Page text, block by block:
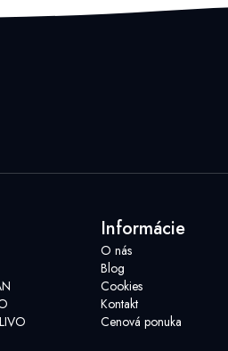
Informácie
O nás
Blog
Cookies
Kontakt
Cenová ponuka